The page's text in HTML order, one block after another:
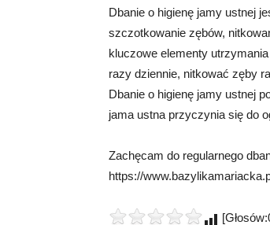
Dbanie o higienę jamy ustnej
szczotkowanie zębów,
kluczowe elementy
razy dziennie, nitkować zęby
Dbanie o higienę jamy ustnej
jama ustna przyczynia się do
Zachęcam do regularnego
https://